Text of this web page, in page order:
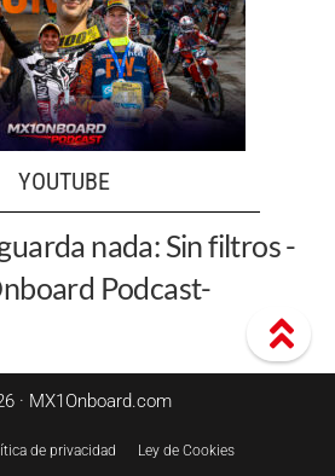
YOUTUBE
nada: Sin filtros -
Podcast-
· MX1Onboard.com
de privacidad Ley de Cookies